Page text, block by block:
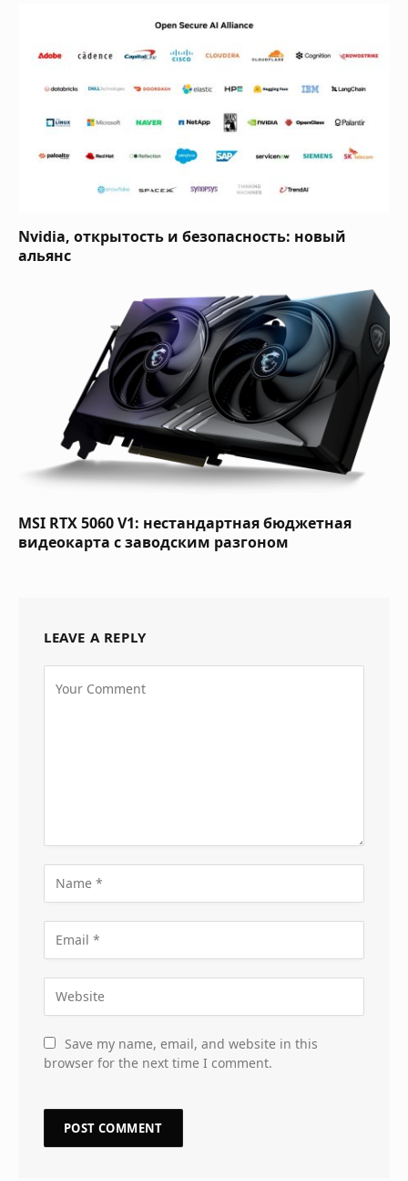
Nvidia, открытость и безопасность: новый
альянс
MSI RTX 5060 V1: нестандартная бюджетная
видеокарта с заводским разгоном
LEAVE A REPLY
Save my name, email, and website in this
browser for the next time I comment.